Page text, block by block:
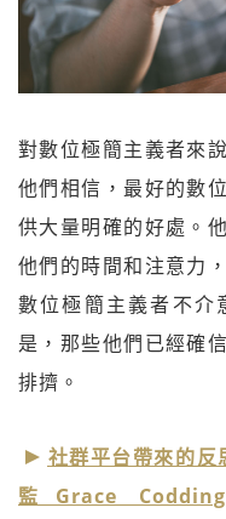
對數位極簡主義者來
他們相信，最好的數
供大量明確的好處。
他們的時間和注意力
數位極簡主義者不介
是，那些他們已經確
排擠。
社群平台帶來的
監Grace